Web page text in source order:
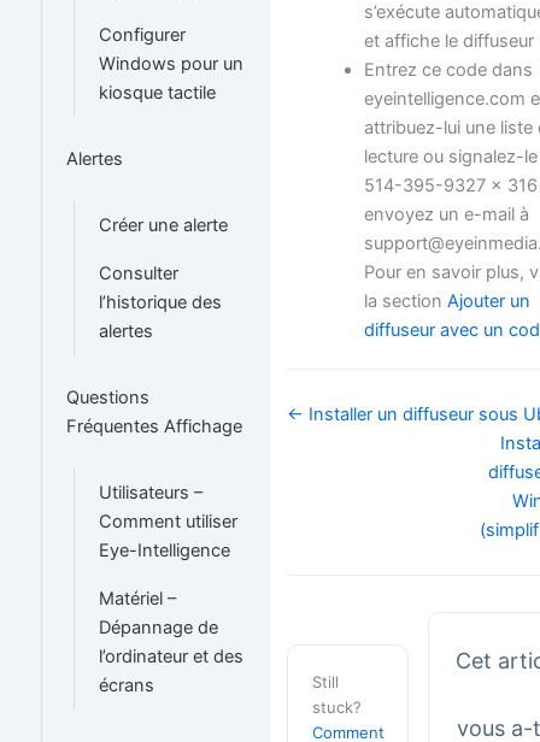
Configurer
Windows pour un
kiosque tactile
Alertes
Créer une alerte
Consulter
l’historique des
alertes
Questions
Fréquentes Affichage
Utilisateurs –
Comment utiliser
Eye-Intelligence
Matériel –
Dépannage de
l’ordinateur et des
écrans
s’exécute
et affiche le diffuseur
Entrez ce code dans
eyeintelligence.com
attribuez-lui une liste
lecture ou signalez-
514-395-9327 x
envoyez un e-mail à
Pour en savoir plus,
la sectionAjouter un
diffuseur avec un
Navigation
← Installer un diffuseur sous
Still
stuck?
Comment
Cet
vous a-